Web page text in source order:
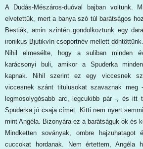
A Dudás-Mészáros-duóval bajban voltunk.
elvetettük, mert a banya szó túl barátságos
Bestiák, amin szintén gondolkoztunk egy
ironikus Bjutikvín csoportnév mellett döntöttünk.
Nihil elmesélte, hogy a suliban minden
karácsonyi buli, amikor a Spuderka
kapnak. Nihil szerint ez egy viccesnek
viccesnek szánt titulusokat szavaznak meg
legmosolygósabb arc, legcukibb pár -, és itt
Spuderka jó csaja címet. Kitti nem nyert
mint Angéla. Bizonyára ez a barátságuk ok és
Mindketten soványak, ombre
cuccokat hordanak. Nem értettem, Angéla